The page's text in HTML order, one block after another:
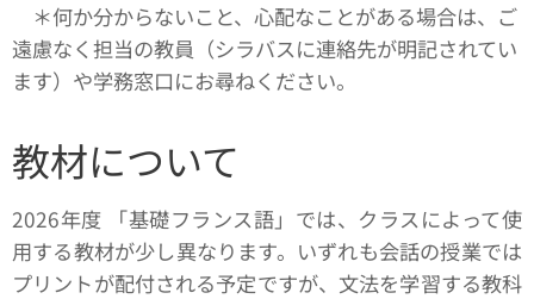
＊何か分からないこと、心配なことがある場合は、ご
遠慮なく担当の教員（シラバスに連絡先が明記されてい
ます）や学務窓口にお尋ねください。
教材について
2026年度 「基礎フランス語」では、クラスによって使
用する教材が少し異なります。いずれも会話の授業では
プリントが配付される予定ですが、文法を学習する教科